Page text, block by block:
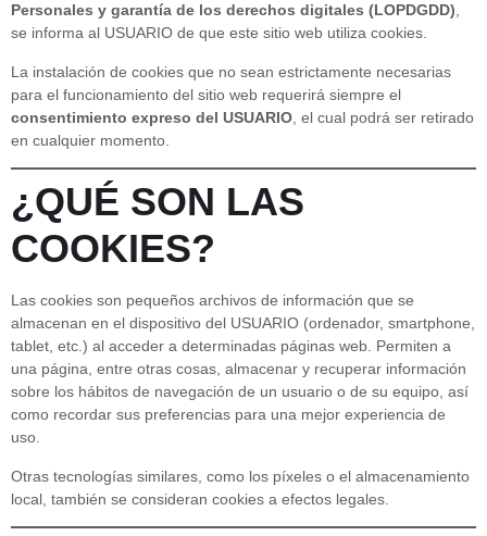
Personales y garantía de los derechos digitales (LOPDGDD),
se informa al USUARIO de que este sitio web utiliza cookies.
La instalación de cookies que no sean estrictamente necesarias
para el funcionamiento del sitio web requerirá siempre el
consentimiento expreso del USUARIO , el cual podrá ser retirado
en cualquier momento.
¿QUÉ SON LAS
COOKIES?
Las cookies son pequeños archivos de información que se
almacenan en el dispositivo del USUARIO (ordenador, smartphone,
tablet, etc.) al acceder a determinadas páginas web. Permiten a
una página, entre otras cosas, almacenar y recuperar información
sobre los hábitos de navegación de un usuario o de su equipo, así
como recordar sus preferencias para una mejor experiencia de
uso.
Otras tecnologías similares, como los píxeles o el almacenamiento
local, también se consideran cookies a efectos legales.